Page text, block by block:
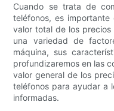
Cuando se trata de
teléfonos, es
valor total de los precios
una variedad de
máquina, sus
profundizaremos en las
valor general de los
teléfonos para ayudar a
informadas.